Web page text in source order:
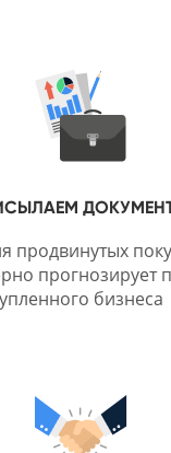
продвинутых
прогнозирует
бизнеса